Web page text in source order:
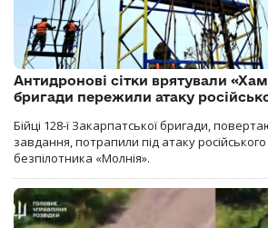
Антидронові сітки врятували
бригади пережили атаку
Бійці 128-ї Закарпатської бригади,
завдання, потрапили під атаку
безпілотника «Молнія».